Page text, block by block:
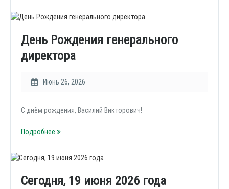
День Рождения генерального
директора
Июнь 26, 2026
С днём рождения, Василий Викторович!
Подробнее
Сегодня, 19 июня 2026 года